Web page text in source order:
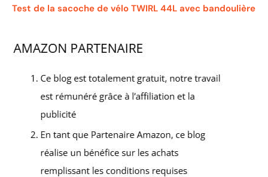
Test de la sacoche de vélo TWIRL 44L avec bandoulière